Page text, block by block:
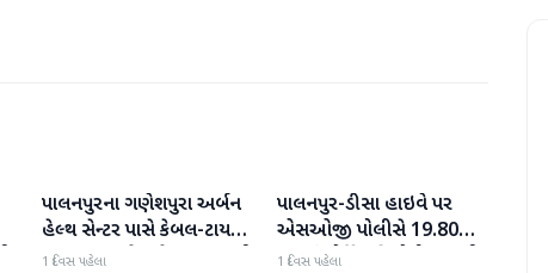
બનાસકાંઠા
પાલનપુરના ગણેશપુરા અર્બન
હેલ્થ સેન્ટર પાસે કેબલ-ટાયર
સળગાવાતા ફેલાયેલા ધુમાડાથી
1 દિવસ પહેલા
બનાસકાંઠા
પાલનપુર-ડીસા હાઇવે પર
એસઓજી પોલીસે 19.80
લાખનું મોર્ફિન હિરોઈન ઝડપી
1 દિવસ પહેલા